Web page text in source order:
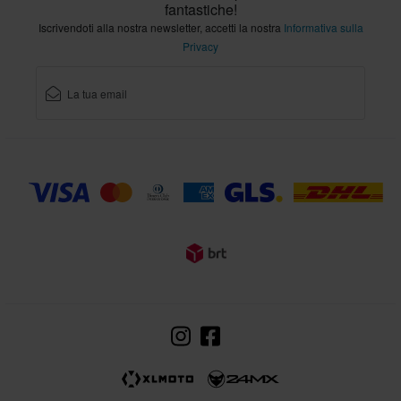
fantastiche!
Iscrivendoti alla nostra newsletter, accetti la nostra Informativa sulla
Privacy